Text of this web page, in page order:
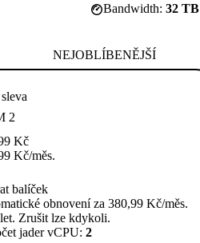
Bandwidth: 32 TB
NEJOBLÍBENĚJŠÍ
2
Kč
Kč/měs.
balíček
obnovení za 380,99 Kč/měs.
Zrušit lze kdykoli.
jader vCPU: 2